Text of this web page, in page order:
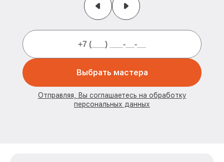
Выбрать мастера
Отправляя, Вы соглашаетесь на обработку
персональных данных